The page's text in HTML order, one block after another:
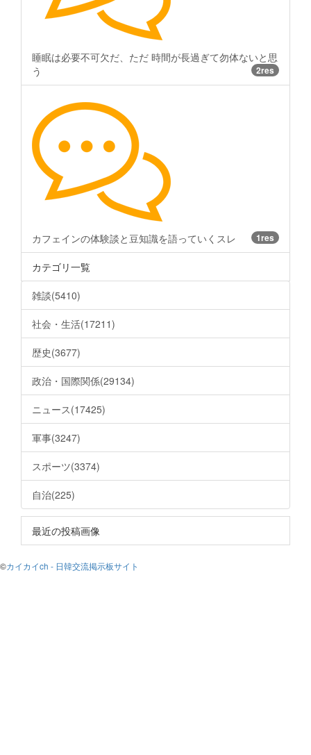
睡眠は必要不可欠だ、ただ 時間が長過ぎて勿体ないと思
う
2res
カフェインの体験談と豆知識を語っていくスレ 1res
カテゴリ一覧
雑談(5410)
社会・生活(17211)
歴史(3677)
政治・国際関係(29134)
ニュース(17425)
軍事(3247)
スポーツ(3374)
自治(225)
最近の投稿画像
©カイカイch - 日韓交流掲示板サイト